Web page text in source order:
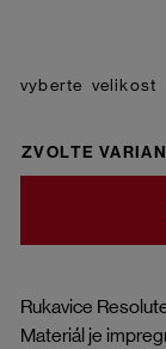
Rukavice
Materiál je
velikost
ZVOLTE